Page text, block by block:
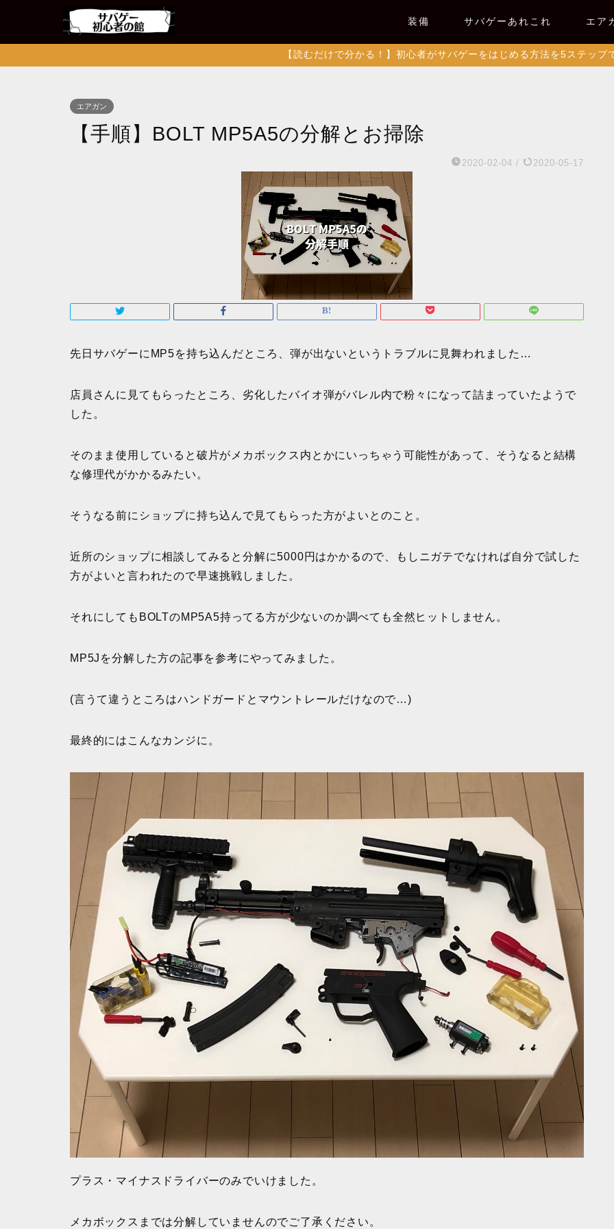
装備 サバゲーあれこれ エア
【読むだけで分かる！】初心者がサバゲーをはじめる方法を5ステップ
エアガン
【手順】BOLT MP5A5の分解とお掃除
2020-02-04 / 2020-05-17
先日サバゲーにMP5を持ち込んだところ、弾が出ないというトラブルに見舞われました…
店員さんに見てもらったところ、劣化したバイオ弾がバレル内で粉々になって詰まっていたようで
した。
そのまま使用していると破片がメカボックス内とかにいっちゃう可能性があって、そうなると結構
な修理代がかかるみたい。
そうなる前にショップに持ち込んで見てもらった方がよいとのこと。
近所のショップに相談してみると分解に5000円はかかるので、もしニガテでなければ自分で試した
方がよいと言われたので早速挑戦しました。
それにしてもBOLTのMP5A5持ってる方が少ないのか調べても全然ヒットしません。
MP5Jを分解した方の記事を参考にやってみました。
(言うて違うところはハンドガードとマウントレールだけなので…)
最終的にはこんなカンジに。
プラス・マイナスドライバーのみでいけました。
メカボックスまでは分解していませんのでご了承ください。